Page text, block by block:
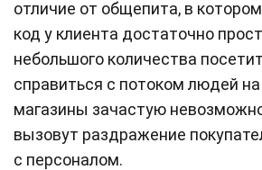
отличие от общепита, в
код у клиента достаточно
небольшого количества
справиться с потоком людей
магазины зачастую
вызовут раздражение
с персоналом.